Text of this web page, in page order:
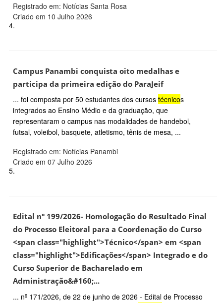
Registrado em: Notícias Santa Rosa
Criado em 10 Julho 2026
4.
Campus Panambi conquista oito medalhas e
participa da primeira edição do ParaJeif
... foi composta por 50 estudantes dos cursos técnicos
integrados ao Ensino Médio e da graduação, que
representaram o campus nas modalidades de handebol,
futsal, voleibol, basquete, atletismo, tênis de mesa, ...
Registrado em: Notícias Panambi
Criado em 07 Julho 2026
5.
Edital n° 199/2026- Homologação do Resultado Final
do Processo Eleitoral para a Coordenação do Curso
<span class="highlight">Técnico</span> em <span
class="highlight">Edificações</span> Integrado e do
Curso Superior de Bacharelado em
Administração&#160;...
... nº 171/2026, de 22 de junho de 2026 - Edital de Processo